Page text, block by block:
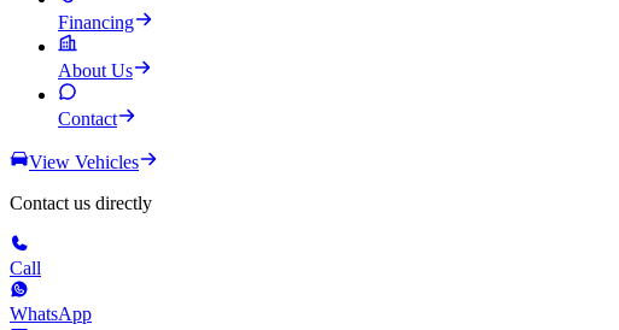
Financing
About Us
Contact
View Vehicles
Contact us directly
Call
WhatsApp